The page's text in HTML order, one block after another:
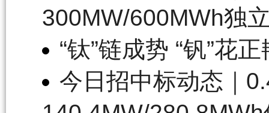
300MW/600MWh独
“钛”链成势 “钒”花正
今日招中标动态｜